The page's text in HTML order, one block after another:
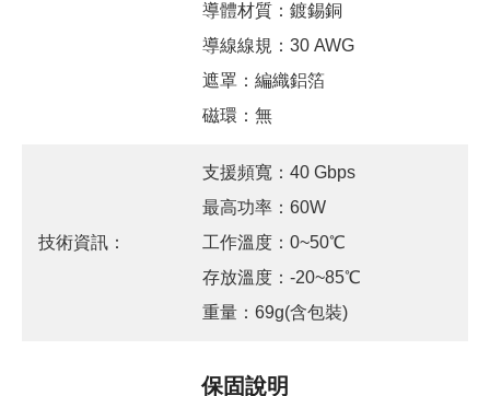
導體材質：鍍錫銅
導線線規：30 AWG
遮罩：編織鋁箔
磁環：無
技術資訊：
支援頻寬：40 Gbps
最高功率：60W
工作溫度：0~50℃
存放溫度：-20~85℃
重量：69g(含包裝)
保固說明